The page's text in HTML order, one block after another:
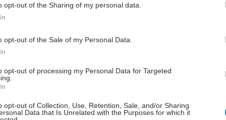
opt-out of the Sharing of my personal data.
opt-out of the Sale of my Personal Data.
opt-out of processing my Personal Data for Targeted
opt-out of Collection, Use, Retention, Sale, and/or Sharing
Data that Is Unrelated with the Purposes for which it